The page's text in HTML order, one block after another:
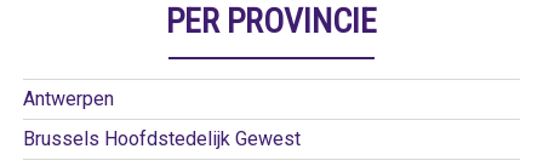
PER PROVINCIE
Antwerpen
Brussels Hoofdstedelijk Gewest